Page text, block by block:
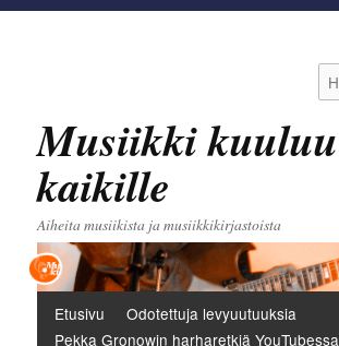
Musiikki kuuluu
kaikille
Aiheita musiikista ja musiikkikirjastoista
Päävalikko
Etusivu
Odotettuja levyuutuuksia
Pekka Gronowin harharetkiä YouTubessa